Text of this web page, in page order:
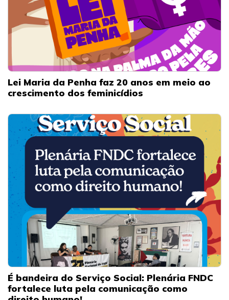
Lei Maria da Penha faz 20 anos em meio ao
crescimento dos feminicídios
É bandeira do Serviço Social: Plenária FNDC
fortalece luta pela comunicação como